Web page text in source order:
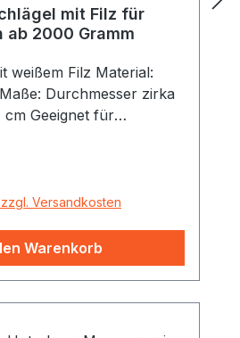
mit Filz für
ab 2000 Gramm
Filz Material:
Durchmesser zirka
cm Geeignet für
Versandkosten
Warenkorb